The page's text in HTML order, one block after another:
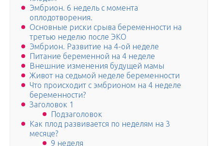
Эмбрион. 6 недель с момента
оплодотворения.
Основные риски срыва беременности на
третью неделю после ЭКО
Эмбрион. Развитие на 4-ой неделе
Питание беременной на 4 неделе
Внешние изменения будущей мамы
Живот на седьмой неделе беременности
Что происходит с эмбрионом на 4 неделе
беременности?
Заголовок 1
Подзаголовок
Как плод развивается по неделям на 3
месяце?
9 неделя